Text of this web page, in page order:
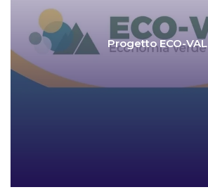
Progetto ECO-VAL